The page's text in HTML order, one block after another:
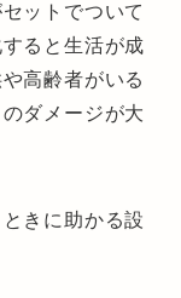
ットでついて
ると生活が成
高齢者がいる
ダメージが大
きに助かる設